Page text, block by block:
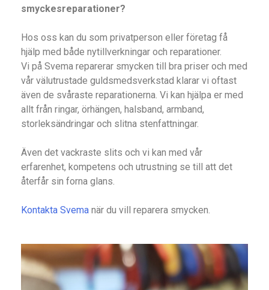
smyckesreparationer?
Hos oss kan du som privatperson eller företag få
hjälp med både nytillverkningar och reparationer.
Vi på Svema reparerar smycken till bra priser och med
vår välutrustade guldsmedsverkstad klarar vi oftast
även de svåraste reparationerna. Vi kan hjälpa er med
allt från ringar, örhängen, halsband, armband,
storleksändringar och slitna stenfattningar.
Även det vackraste slits och vi kan med vår
erfarenhet, kompetens och utrustning se till att det
återfår sin forna glans.
Kontakta Svema när du vill reparera smycken.